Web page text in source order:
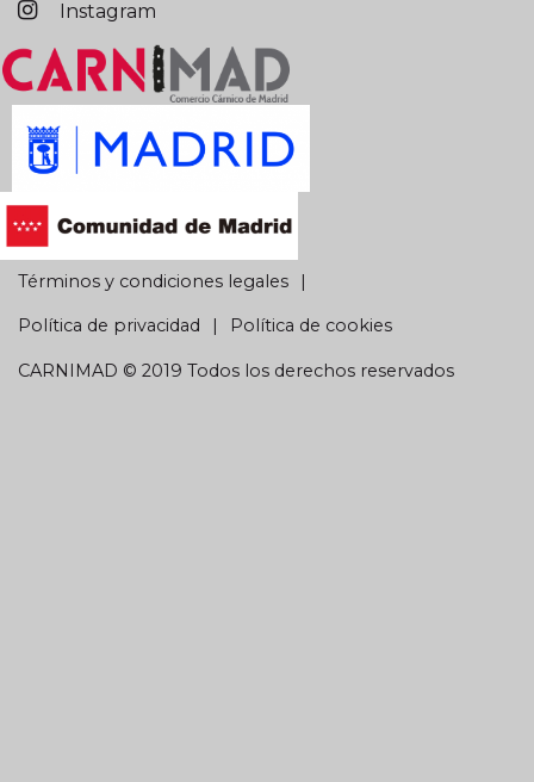
Instagram
Términos y condiciones legales
Política de privacidad Política de cookies
CARNIMAD © 2019 Todos los derechos reservados